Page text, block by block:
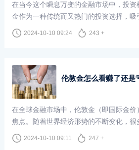
在当今这个瞬息万变的金融市场中，投
金作为一种传统而又热门的投资选择，吸
者。随着全球经济的不确定性加剧，黄
发凸显。我个人的投资经历便是一个生
2024-10-10 09:24 243 +
伦敦金怎么看赚了还是
在全球金融市场中，伦敦金（即国际金
焦点。随着世界经济形势的不断变化，很
何判断自己在伦敦金投资中是赚了还是亏
2024-10-10 09:11 247 +